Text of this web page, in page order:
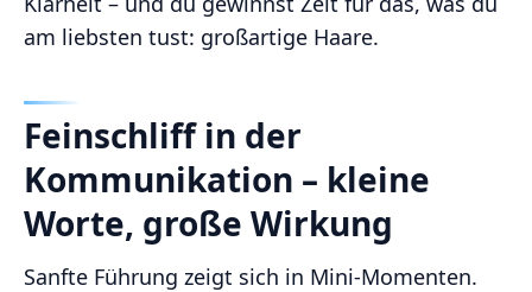
am liebsten tust: großartige Haare.
Feinschliff in der
Kommunikation – kleine
Worte, große Wirkung
Sanfte Führung zeigt sich in Mini-Momenten.